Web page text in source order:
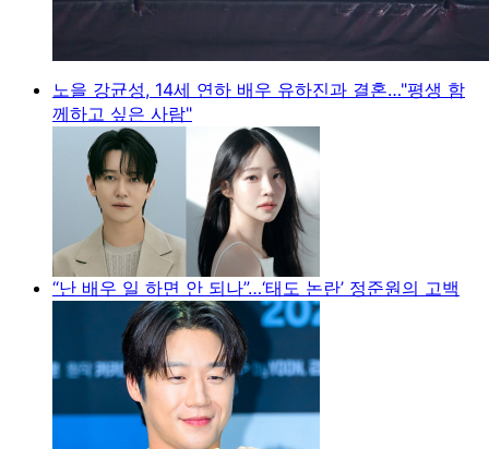
노을 강균성, 14세 연하 배우 유하진과 결혼…"평생 함
께하고 싶은 사람"
“난 배우 일 하면 안 되나”…‘태도 논란’ 정준원의 고백